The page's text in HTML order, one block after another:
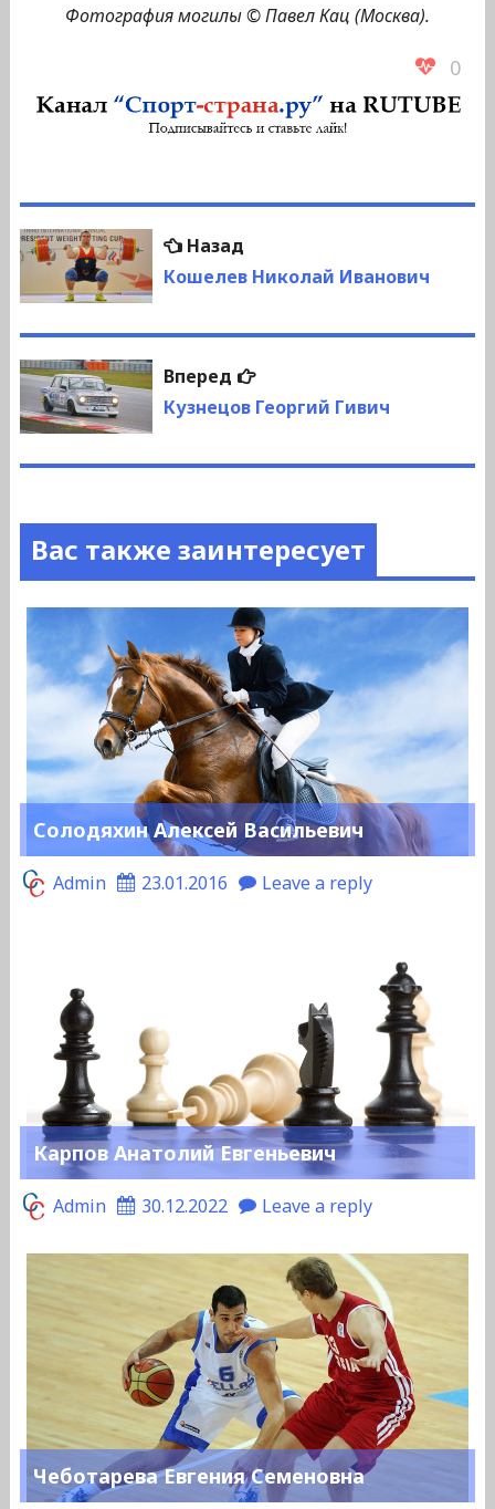
Фотография могилы © Павел Кац (Москва).
0
Навигация
по
записям
НазадПредыдущая
запись:
Кошелев Николай Иванович
Вперед
Следующая
запись:
Кузнецов Георгий Гивич
Вас также заинтересует
Солодяхин Алексей Васильевич
Admin 23.01.2016 Leave a reply
Карпов Анатолий Евгеньевич
Admin 30.12.2022 Leave a reply
Чеботарева Евгения Семеновна